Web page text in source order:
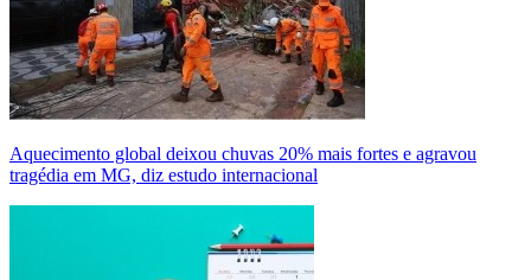
Aquecimento global deixou chuvas 20% mais fortes e agravou
tragédia em MG, diz estudo internacional